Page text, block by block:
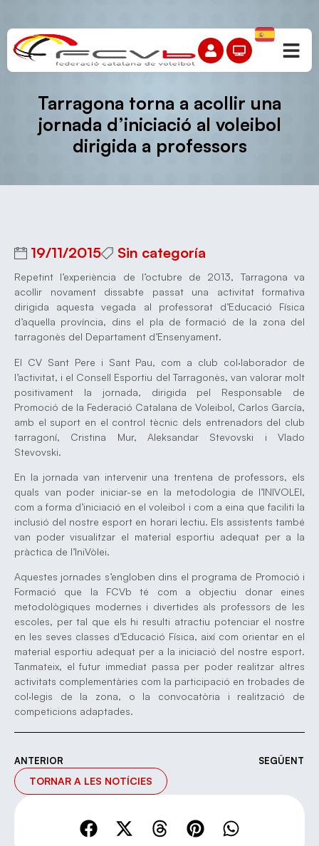
Tarragona torna a acollir una
jornada d’iniciació al voleibol
dirigida a professors
19/11/2015 Sin categoría
Repetint l’experiència de l’octubre de 2013, Tarragona va
acollir novament dissabte passat una activitat formativa
dirigida aquesta vegada al professorat d’Educació Física
d’aquella província, dins el pla de formació de la zona del
tarragonès del Departament d’Ensenyament.
El CV Sant Pere i Sant Pau, com a club col·laborador de
l’activitat, i el Consell Esportiu del Tarragonès, van valorar molt
positivament la jornada, dirigida pel Responsable de
Promoció de la Federació Catalana de Voleibol, Carlos García,
amb el suport en el control tècnic dels entrenadors del club
tarragoní, Cristina Mur, Aleksandar Stevovski i Vlado
Stevovski.
En la jornada van intervenir una trentena de professors, els
quals van poder iniciar-se en la metodologia de l’INIVOLEI,
com a forma d’iniciació en el voleibol i com a eina que faciliti la
inclusió del nostre esport en horari lectiu. Els assistents també
van poder visualitzar el material esportiu adequat per a la
pràctica de l’IniVòlei.
Aquestes jornades s’engloben dins el programa de Promoció i
Formació que la FCVb té com a objectiu donar eines
metodològiques modernes i divertides als professors de les
escoles, per tal que els hi resulti atractiu potenciar el nostre
en les seves classes d’Educació Física, així com orientar en el
material esportiu adequat per a la iniciació del nostre esport.
Tanmateix, el futur immediat passa per poder realitzar altres
activitats complementàries com la participació en trobades de
col·legis de la zona, o la convocatòria i realització de
competicions adaptades.
ANTERIOR SEGÜENT
TORNAR A LES NOTÍCIES